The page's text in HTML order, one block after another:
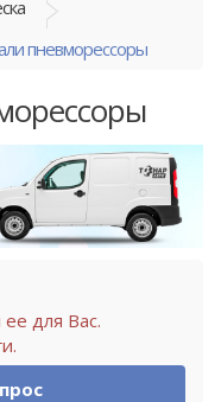
пневморессоры
для Вас.